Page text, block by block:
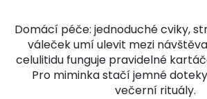
Domácí péče: jednoduché cviky,
váleček umí ulevit mezi
celulitidu funguje pravidelné
Pro miminka stačí jemné
večerní rituály.